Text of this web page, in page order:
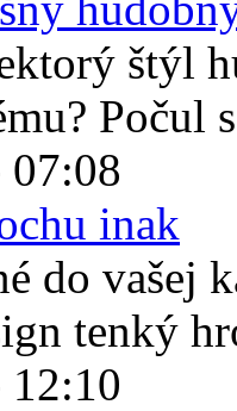
štýl
Počul
07:08
inak
do vašej
tenký
12:10